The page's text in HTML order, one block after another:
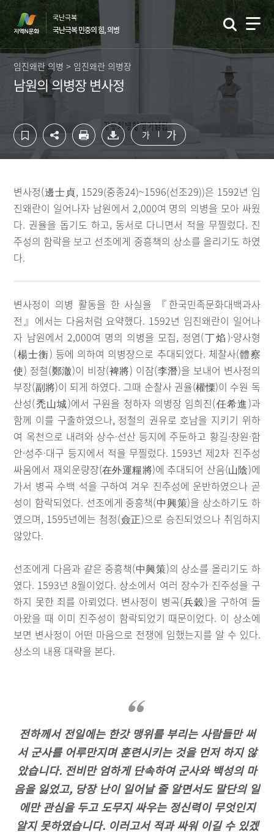
컨
츠
영
하
영
역
국난극복
국난극복 민중의 힘, 의병
임진왜란 의병 > 임진왜란 의병장
남원의 의병장 변사정
가 가
변사정(邊士貞, 1529(중종24)~1596(선조29))은 1592년 임
진왜란이 일어나자 남원에서 2,000여 명의 의병을 모아 싸웠
다. 권율을 돕기도 하고, 동서로 다니면서 적을 무찔렀다. 진
주성의 함락을 보고 선조에게 중흥책의 상소를 올리기도 하였
다.
변사정이 의병 활동을 한 사실을 『한국민족문화대백과사
전』에서는 다음처럼 요약했다. 1592년 임진왜란이 일어나
자 남원에서 2,000여 명의 의병을 모집, 정염(丁焰)·양사형
(楊士衡) 등에 의하여 의병장으로 추대되었다. 체찰사(體察
使) 정철(鄭澈)이 비장(裨將) 이잠(李潛)을 보내어 변사정의
부장(副將)이 되게 하였다. 그때 순찰사 권율(權慄)이 수원 독
산성(禿山城)에서 구원을 청하자 의병장 임희진(任希進)과
함께 이를 구출하였으나, 정철의 권유로 호남을 지키기 위하
여 옥천으로 내려와 상수·선산 등지에 주둔하고 황길·창원·함
안·성주·대구 등지에서 적을 무찔렀다. 1593년 제2차 진주성
싸움에서 재외운량장(在外運糧將)에 추대되어 산음(山陰)에
가서 병곡 수백 석을 구하여 겨우 진주성에 운반하였으나 곧
성이 함락되었다. 선조에게 중흥책(中興策)을 상소하기도 하
였으며, 1595년에는 첨정(僉正)으로 승진되었으나 취임하지
않았다.
선조에게 다음과 같은 중흥책(中興策)의 상소를 올리기도 하
였다. 1593년 8월이었다. 상소에서 여러 장수가 진주성을 구
하지 못한 죄를 아뢰었다. 변사정이 병곡(兵穀)을 구하여 돌
아왔을 때 이미 진주성이 함락되었기 때문이었다. 이 상소에
보면 변사정이 어떤 마음으로 전쟁에 임했는지를 알 수 있다.
상소의 내용 대략을 본다.
전하께서 전일에는 한갓 맹위를 부리는 사람들만 써
서 군사를 어루만지며 훈련시키는 것을 먼저 하지 않
았습니다. 전비만 엄하게 단속하여 군사와 백성의 마
음을 잃었고, 당장 난이 일어날 줄 알면서도 말단의 일
에만 관심을 두고 도무지 싸우는 정신력이 무엇인지
알지 못하였습니다. 이러고서 적과 싸워 이길 수 있겠